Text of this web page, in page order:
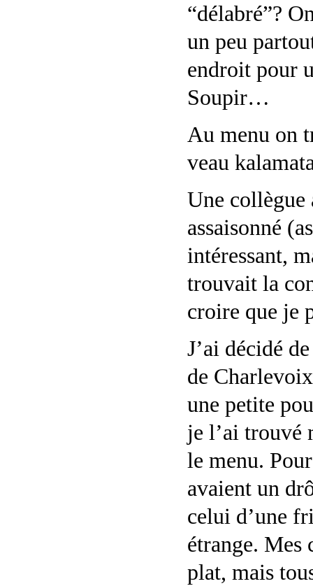
“délabré”?
un peu
endroit pour
Soupir…
Au menu on
veau
Une collègue
assaisonné
intéressant,
trouvait la
croire que je
J’ai décidé
de
une petite
je l’ai trouvé
le menu.
avaient un
celui d’une
étrange. Mes
plat, mais